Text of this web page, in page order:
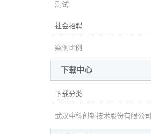
测试
社会招聘
案例比例
下载中心
下载分类
武汉中科创新技术股份有限公司